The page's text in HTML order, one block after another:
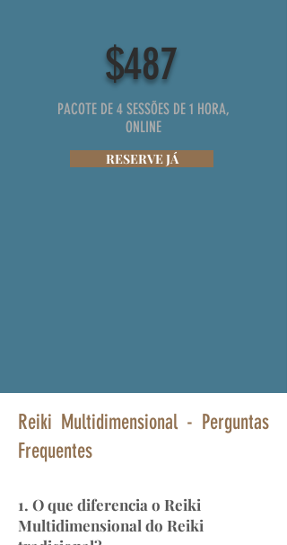
$487
PACOTE DE 4 SESSÕES DE 1 HORA,
ONLINE
RESERVE JÁ
Reiki Multidimensional - Perguntas
Frequentes
1. O que diferencia o Reiki
Multidimensional do Reiki